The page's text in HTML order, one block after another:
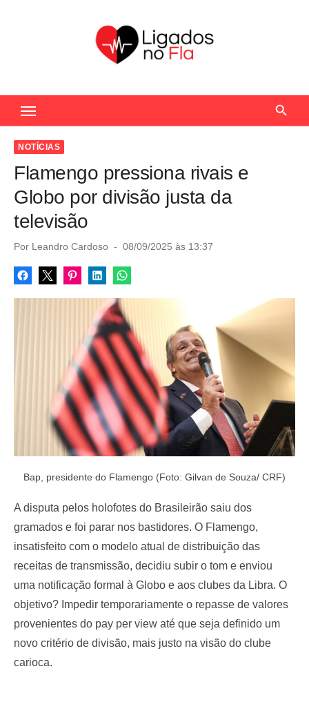
c
NOTÍCIAS
Flamengo pressiona rivais e
Globo por divisão justa da
televisão
Por Leandro Cardoso
P
s
t
d
o
n
08/09/2025 às 13:37
Bap, presidente do Flamengo (Foto: Gilvan de Souza/ CRF)
A disputa pelos holofotes do Brasileirão saiu dos
gramados e foi parar nos bastidores. O Flamengo,
insatisfeito com o modelo atual de distribuição das
receitas de transmissão, decidiu subir o tom e enviou
uma notificação formal à Globo e aos clubes da Libra. O
objetivo? Impedir temporariamente o repasse de valores
provenientes do pay per view até que seja definido um
novo critério de divisão, mais justo na visão do clube
carioca.